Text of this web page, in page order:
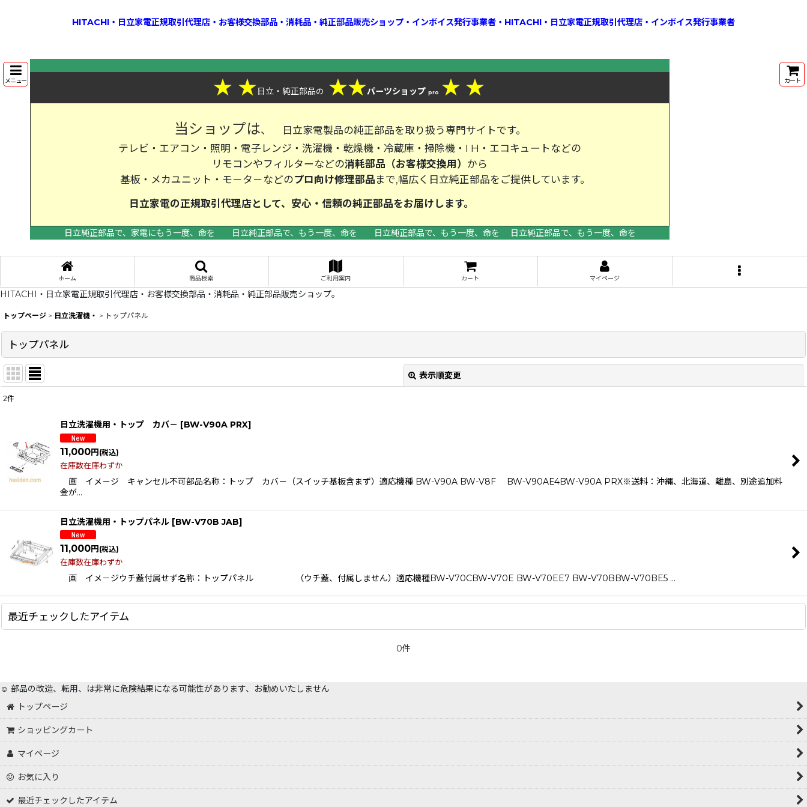
HITACHI・日立家電正規取引代理店・お客様交換部品・消耗品・純正部品販売ショップ・インボイス発行事業者・HITACHI・日立家電正規取引代理店・インボイス発行事業者
メニュー ★ ★日立・純正部品の ★★パーツショップ pro ★ ★
当ショップは、
日立家電製品の純正部品を取り扱う専門サイトです。
テレビ・エアコン・照明・電子レンジ・洗濯機・乾燥機・冷蔵庫・掃除機・I H・エコキュートなどの
リモコンやフィルターなどの消耗部品（お客様交換用） から
基板・メカユニット・モ－タ－などのプロ向け修理部品 まで,幅広く日立純正部品をご提供しています。
日立家電の正規取引代理店として、安心・信頼の純正部品をお届けします。
日立純正部品で、家電にもう一度、命を
日立純正部品で、もう一度、命を 日立純正部品で、もう一度、命を 日立純正部品で、もう一度、命を
カート
ホーム 商品検索 ご利用案内 カート マイページ
HITACHI・日立家電正規取引代理店・お客様交換部品・消耗品・純正部品販売ショップ。
トップページ > 日立洗濯機・ > トップパネル
トップパネル
表示順変更
並び順:
2件
日立洗濯機用・トップ カバ－ [BW-V90A PRX]
11,000円(税込)
在庫数在庫わずか
画 イメ－ジ キャンセル不可部品名称：トップ カバ－（スイッチ基板含まず）適応機種 BW-V90A BW-V8F BW-V90AE4BW-V90A PRX※送料：沖縄、北海道、離島、別途追加料
金が…
日立洗濯機用・トップパネル [BW-V70B JAB]
11,000円 (税込)
在庫数在庫わずか
画 イメ－ジウチ蓋付属せず名称：トップパネル （ウチ蓋、付属しません）適応機種BW-V70CBW-V70E BW-V70EE7 BW-V70BBW-V70BE5 …
最近チェックしたアイテム
0件
☺️ 部品の改造、転用、は非常に危険結果になる可能性があります、お勧めいたしません
トップページ
ショッピングカート
マイページ
お気に入り
最近チェックしたアイテム